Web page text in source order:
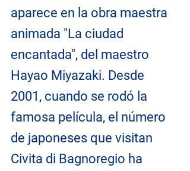
aparece en la obra maestra
animada "La ciudad
encantada", del maestro
Hayao Miyazaki. Desde
2001, cuando se rodó la
famosa película, el número
de japoneses que visitan
Civita di Bagnoregio ha